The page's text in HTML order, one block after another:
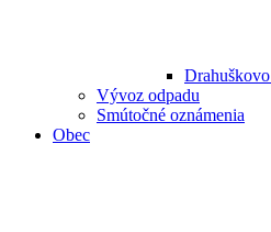
Vývoz odpadu
Smútočné oznámenia
Obec